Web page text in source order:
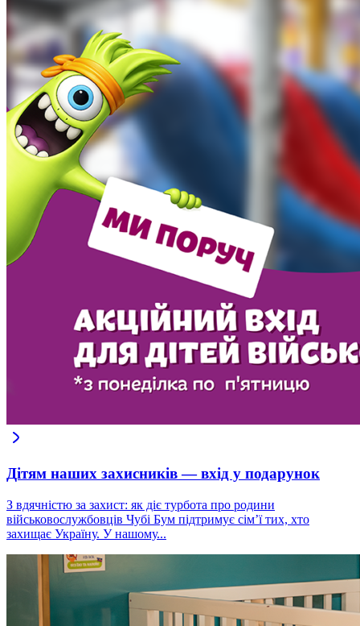
Дітям наших захисників — вхід у подарунок
З вдячністю за захист: як діє турбота про родини
військовослужбовців Чубі Бум підтримує сім’ї тих, хто
захищає Україну. У нашому...